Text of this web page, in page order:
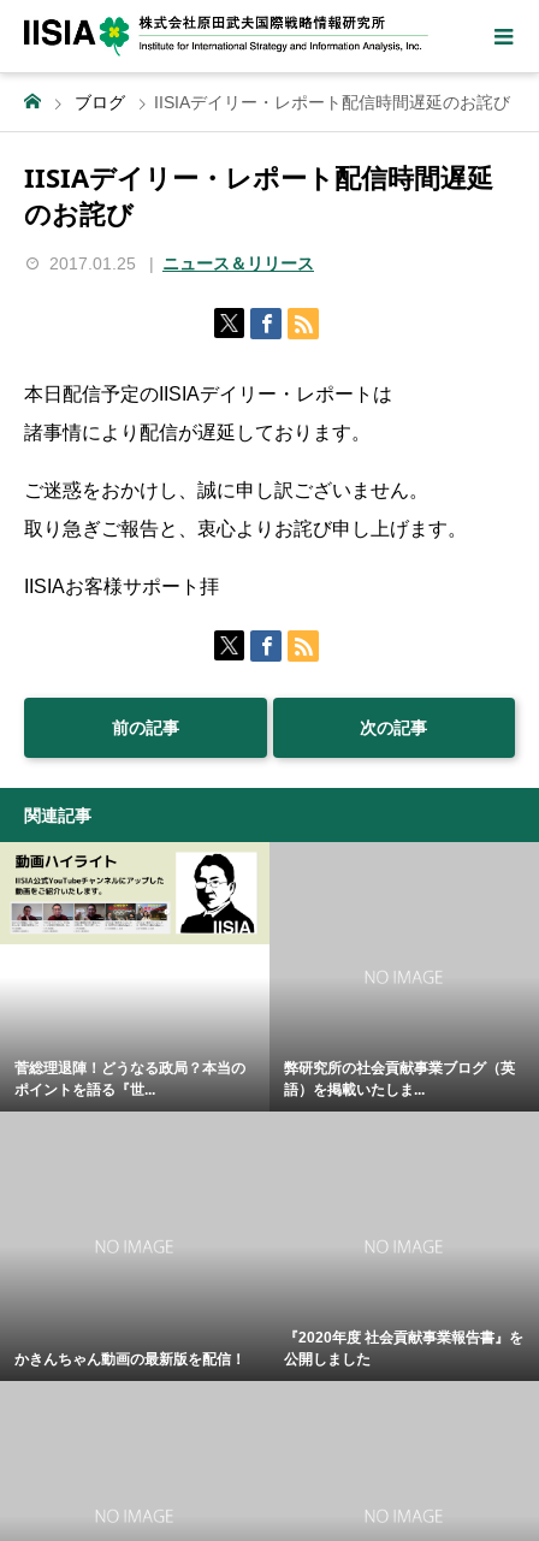
ブログ IISIAデイリー・レポート配信時間遅延のお詫び
IISIAデイリー・レポート配信時間遅延
のお詫び
2017.01.25 ニュース＆リリース
本日配信予定のIISIAデイリー・レポートは
諸事情により配信が遅延しております。
ご迷惑をおかけし、誠に申し訳ございません。
取り急ぎご報告と、衷心よりお詫び申し上げます。
IISIAお客様サポート拝
前の記事 次の記事
関連記事
菅総理退陣！どうなる政局？本当の
ポイントを語る『世...
弊研究所の社会貢献事業ブログ（英
語）を掲載いたしま...
かきんちゃん動画の最新版を配信！
『2020年度 社会貢献事業報告書』を
公開しました